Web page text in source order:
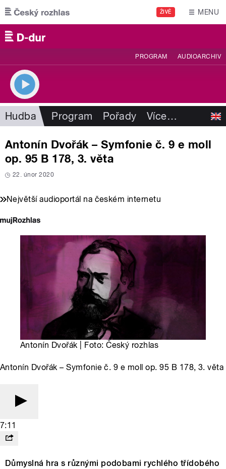
Přejít k hlavnímu obsahu
ŽIVĚ MENU
PROGRAM AUDIOARCHIV
Hudba Program Pořady Více…
Antonín Dvořák – Symfonie č. 9 e moll
op. 95 B 178, 3. věta
22. únor 2020
Největší audioportál na českém internetu
Antonín Dvořák | Foto: Český rozhlas
Antonín Dvořák – Symfonie č. 9 e moll op. 95 B 178, 3. věta
7:11
Důmyslná hra s různými podobami rychlého třídobého